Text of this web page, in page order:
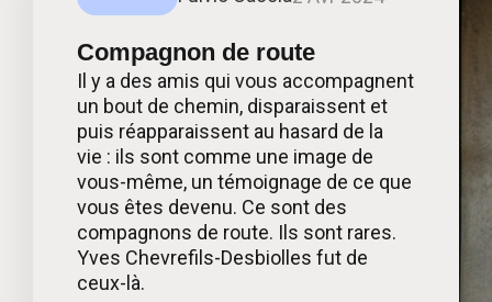
Compagnon de route
Il y a des amis qui vous accompagnent
un bout de chemin, disparaissent et
puis réapparaissent au hasard de la
vie : ils sont comme une image de
vous-même, un témoignage de ce que
vous êtes devenu. Ce sont des
compagnons de route. Ils sont rares.
Yves Chevrefils-Desbiolles fut de
ceux-là.